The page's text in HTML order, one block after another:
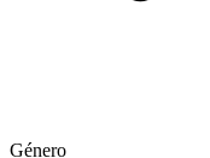
Género